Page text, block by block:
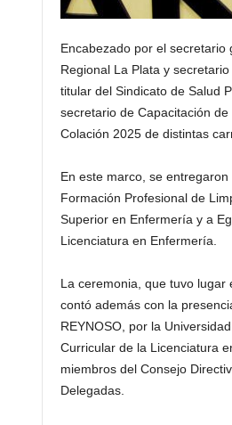
Encabezado por el secretario
Regional La Plata y
titular del Sindicato de Salud
secretario de Capacitación
Colación 2025 de distintas
En este marco, se
Formación Profesional de
Superior en Enfermería y a
Licenciatura en Enfermería.
La ceremonia, que tuvo lugar
contó además con la
REYNOSO, por la
Curricular de la Licenciatura
miembros del Consejo
Delegadas.